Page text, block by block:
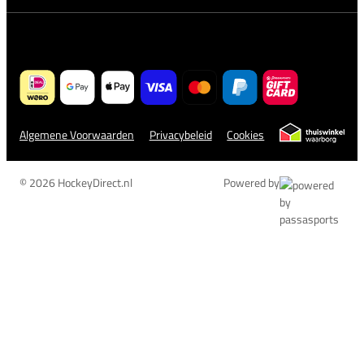
Algemene Voorwaarden Privacybeleid Cookies
© 2026 HockeyDirect.nl Powered by